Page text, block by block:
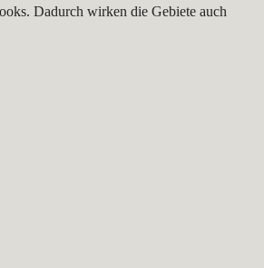
Dadurch wirken die Gebiete auch